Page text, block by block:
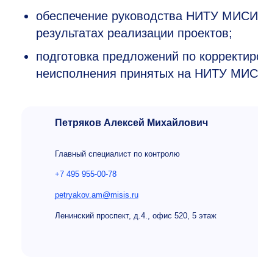
обеспечение руководства НИТУ
результатах реализации проектов;
подготовка предложений по
неисполнения принятых на НИТУ
Петряков Алексей Михайлович
Главный специалист по контролю
+7 495 955-00-78
petryakov.am@misis.ru
Ленинский проспект, д.4., офис 520, 5 этаж